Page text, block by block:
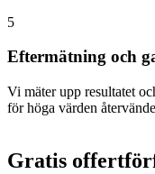
5
Eftermätning och
Vi mäter upp resultatet
för höga värden
Gratis